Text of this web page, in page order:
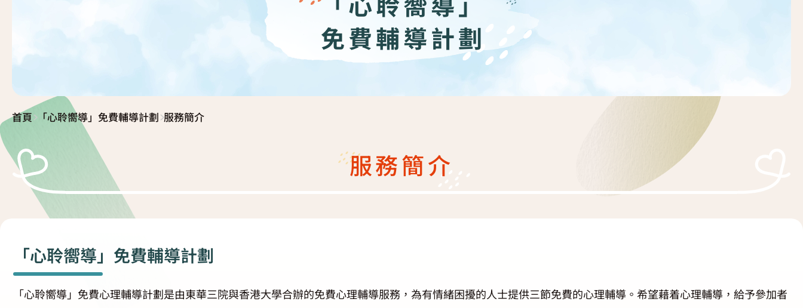
社區資源
照顧者故事分享
「歇一歇」照顧者資源中心
精神疾病資訊
復元故事分享
減壓放鬆貼士
社區資源
東華心靈幹線
服務日程表
「心聆嚮導」免費輔導計劃
精神復元人士照顧者資源庫
照顧者影片
實務照顧技巧
照顧者自我關懷貼士
自我檢測
社區資源
最新消息
免費輔導計劃
首頁>「心聆嚮導」免費輔導計劃>服務簡介
服務簡介
「心聆嚮導」免費輔導計劃
「心聆嚮導」免費心理輔導計劃是由東華三院與香港大學合辦的免費心理輔導服務，為有情緒困擾的人士提供三節免費的心理輔導。希望藉着心理輔導，給予參加者